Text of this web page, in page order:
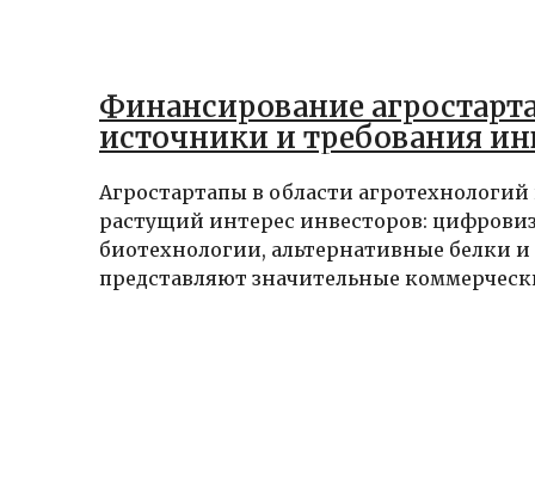
Финансирование
источники и требования
Агростартапы в области
растущий интерес инвесторов:
биотехнологии, альтернативные белки
представляют значительные